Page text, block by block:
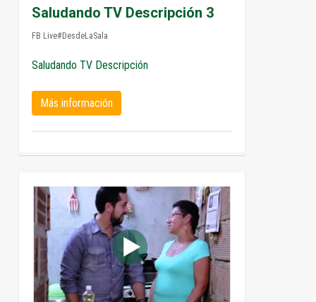
Saludando TV Descripción 3
FB Live#DesdeLaSala
Saludando TV Descripción
Más información